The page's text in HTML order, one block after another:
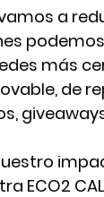
a
más
, de
ECO2